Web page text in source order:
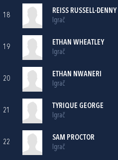
18
REISS RUSSELL-DENNY
Igrač
19
ETHAN WHEATLEY
Igrač
20
ETHAN NWANERI
Igrač
21
TYRIQUE GEORGE
Igrač
22
SAM PROCTOR
Igrač